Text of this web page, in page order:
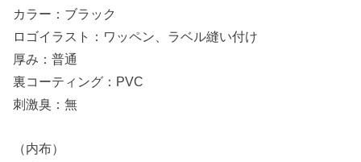
カラー：ブラック
ロゴイラスト：ワッペン、ラベル縫い付け
厚み：普通
裏コーティング：PVC
刺激臭：無
（内布）